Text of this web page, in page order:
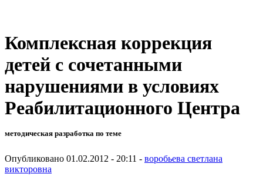
Комплексная коррекция
детей с сочетанными
нарушениями в условиях
Реабилитационного Центра
методическая разработка по теме
Опубликовано 01.02.2012 - 20:11 - воробьева светлана
викторовна